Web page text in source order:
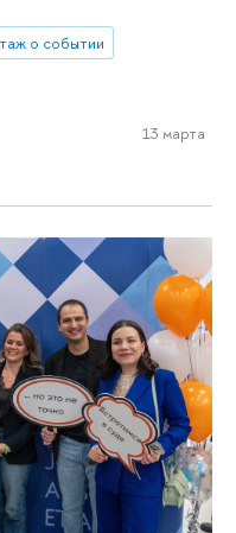
о событии
13 марта